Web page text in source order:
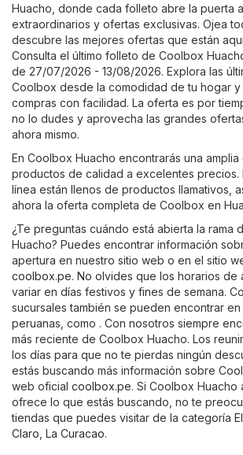
Huacho, donde cada folleto abre la puerta
extraordinarios y ofertas exclusivas. Ojea
descubre las mejores ofertas que están
Consulta el último folleto de Coolbox
de 27/07/2026 - 13/08/2026. Explora las
Coolbox desde la comodidad de tu hogar y
compras con facilidad. La oferta es por
no lo dudes y aprovecha las grandes
ahora mismo.
En Coolbox Huacho encontrarás una amplia
productos de calidad a excelentes precios.
línea están llenos de productos llamativos,
ahora la oferta completa de Coolbox en
¿Te preguntas cuándo está abierta la rama
Huacho? Puedes encontrar información
apertura en nuestro sitio web o en el sitio
coolbox.pe. No olvides que los horarios de
variar en días festivos y fines de semana.
sucursales también se pueden encontrar
peruanas, como . Con nosotros siempre
más reciente de Coolbox Huacho. Los
los días para que no te pierdas ningún
estás buscando más información sobre
web oficial coolbox.pe. Si Coolbox Huacho
ofrece lo que estás buscando, no te
tiendas que puedes visitar de la categoría
Claro La Curacao.